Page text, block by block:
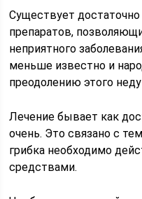
Существует
препаратов,
неприятного
меньше известно и
преодолению этого
Лечение бывает как
очень. Это связано с
грибка необходимо
средствами.